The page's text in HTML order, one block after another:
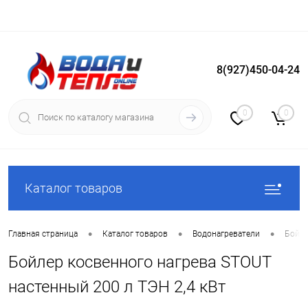
Вход Регистрация
8(927)450-04-24
0 0
Каталог товаров
Главная страница • Каталог товаров • Водонагреватели •
Бойлер косвенного нагрева STOUT
настенный 200 л ТЭН 2,4 кВт